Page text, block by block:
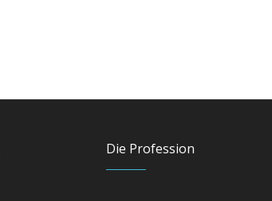
Die Profession